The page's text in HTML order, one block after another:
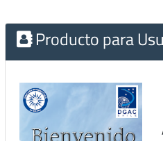
Producto para